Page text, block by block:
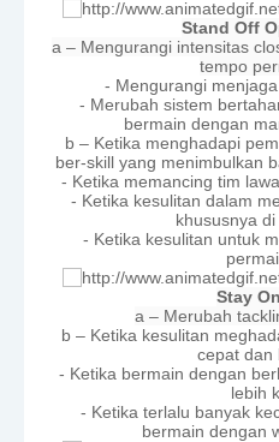
Stand Off
a – Mengurangi intensitas
tempo
- Mengurangi
- Merubah sistem
bermain dengan
b – Ketika menghadapi
ber-skill yang menimbulkan
- Ketika memancing tim
- Ketika kesulitan dalam
khususnya di
- Ketika kesulitan untuk
Stay
a – Merubah
b – Ketika kesulitan
cepat dan
- Ketika bermain dengan
lebih
- Ketika terlalu banyak
bermain dengan